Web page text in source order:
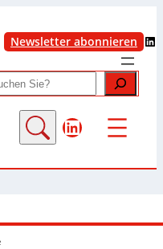
Newsletter abonnieren LinkedIn
LinkedIn